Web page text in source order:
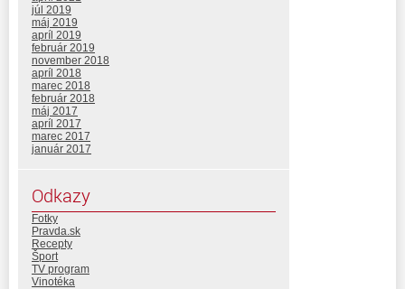
júl 2019
máj 2019
apríl 2019
február 2019
november 2018
apríl 2018
marec 2018
február 2018
máj 2017
apríl 2017
marec 2017
január 2017
Odkazy
Fotky
Pravda.sk
Recepty
Šport
TV program
Vinotéka